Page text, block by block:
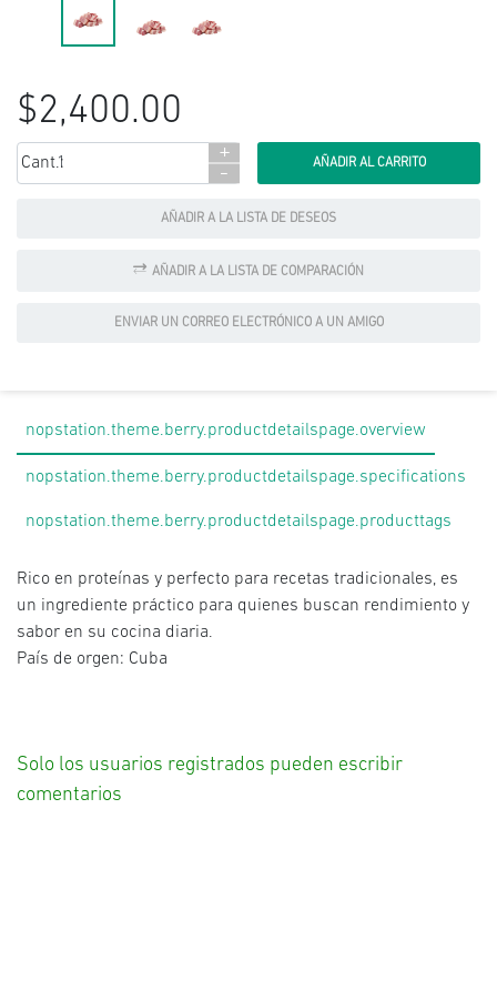
$2,400.00
Cant.:
+
-
AÑADIR A LA LISTA DE DESEOS
AÑADIR A LA LISTA DE COMPARACIÓN
ENVIAR UN CORREO ELECTRÓNICO A UN AMIGO
nopstation.theme.berry.productdetailspage.overview
nopstation.theme.berry.productdetailspage.specifications
nopstation.theme.berry.productdetailspage.producttags
Rico en proteínas y perfecto para recetas tradicionales, es
un ingrediente práctico para quienes buscan rendimiento y
sabor en su cocina diaria.
País de orgen: Cuba
Solo los usuarios registrados pueden escribir
comentarios